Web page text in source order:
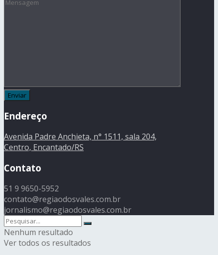
Endereço
Avenida Padre Anchieta, n° 1511, sala 204,
Centro, Encantado/RS
Contato
51 9 9650-5952
contato@regiaodosvales.com.br
jornalismo@regiaodosvales.com.br
Nenhum resultado
Ver todos os resultados